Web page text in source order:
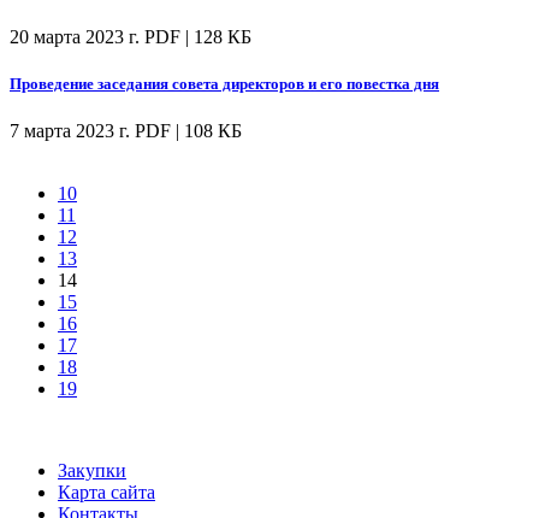
20 марта 2023 г. PDF | 128 КБ
Проведение заседания совета директоров и его повестка дня
7 марта 2023 г. PDF | 108 КБ
10
11
12
13
14
15
16
17
18
19
Закупки
Карта сайта